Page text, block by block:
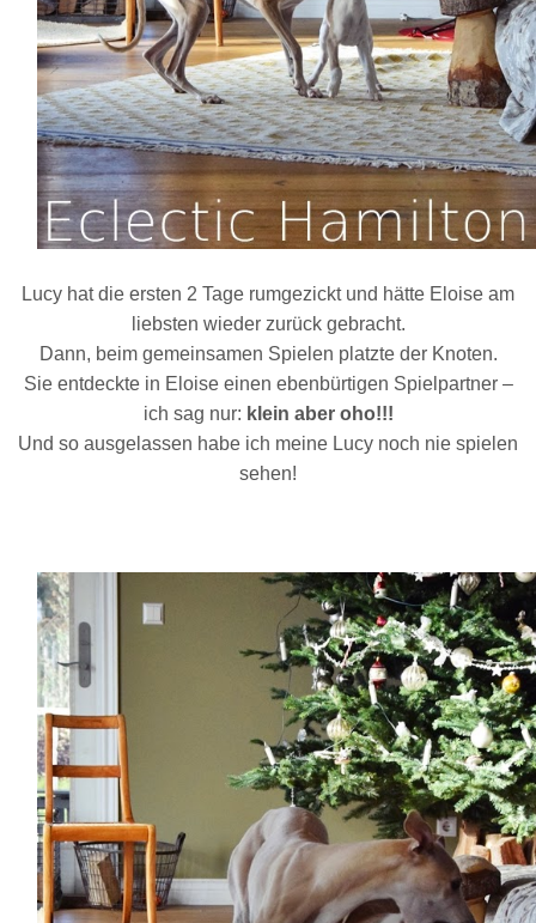
Lucy hat die ersten 2 Tage rumgezickt und hätte Eloise am
liebsten wieder zurück gebracht.
Dann, beim gemeinsamen Spielen platzte der Knoten.
Sie entdeckte in Eloise einen ebenbürtigen Spielpartner –
ich sag nur: klein aber oho!!!
Und so ausgelassen habe ich meine Lucy noch nie spielen
sehen!